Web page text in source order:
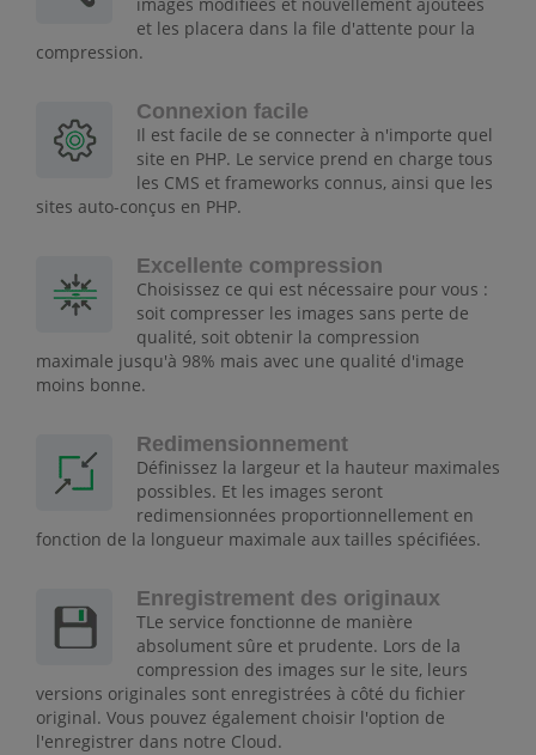
et les placera dans la file d'attente pour la
compression.
Connexion facile
Il est facile de se connecter à n'importe quel
site en PHP. Le service prend en charge tous
les CMS et frameworks connus, ainsi que les
sites auto-conçus en PHP.
Excellente compression
Choisissez ce qui est nécessaire pour vous :
soit compresser les images sans perte de
qualité, soit obtenir la compression
maximale jusqu'à 98% mais avec une qualité d'image
moins bonne.
Redimensionnement
Définissez la largeur et la hauteur maximales
possibles. Et les images seront
redimensionnées proportionnellement en
fonction de la longueur maximale aux tailles spécifiées.
Enregistrement des originaux
TLe service fonctionne de manière
absolument sûre et prudente. Lors de la
compression des images sur le site, leurs
versions originales sont enregistrées à côté du fichier
original. Vous pouvez également choisir l'option de
l'enregistrer dans notre Cloud.